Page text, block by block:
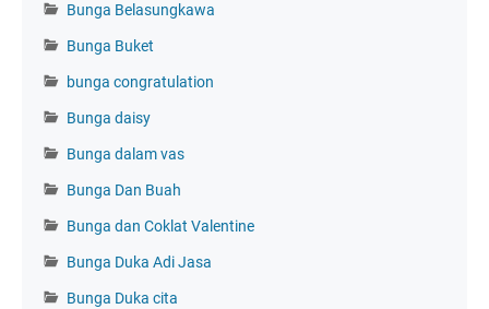
Bunga Belasungkawa
Bunga Buket
bunga congratulation
Bunga daisy
Bunga dalam vas
Bunga Dan Buah
Bunga dan Coklat Valentine
Bunga Duka Adi Jasa
Bunga Duka cita